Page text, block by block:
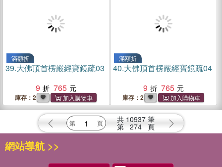
滿額折
39.大佛頂首楞嚴經寶鏡疏03
9
765
庫存：2
滿額折
40.大佛頂首楞嚴經寶鏡疏04
9
765
庫存：2
共 10937 筆
第 274 頁
網站導航 >>